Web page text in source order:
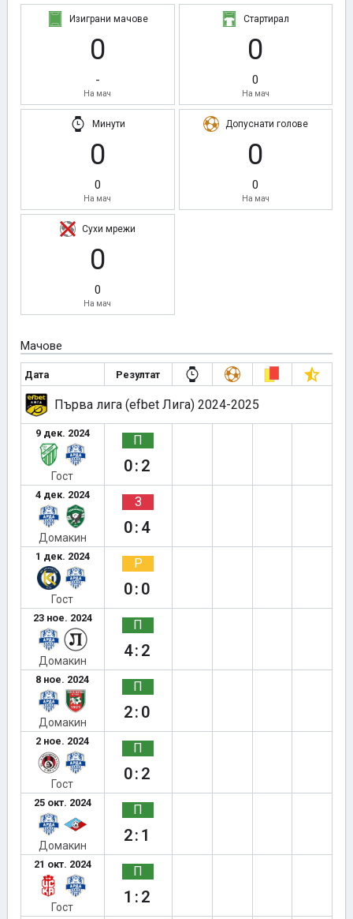
Изиграни мачове
0
-
На мач
Стартирал
0
0
На мач
Минути
0
0
На мач
Допуснати голове
0
0
На мач
Сухи мрежи
0
0
На мач
Мачове
Дата Резултат
Първа лига (efbet Лига) 2024-2025
9 дек. 2024
Гост
П
0:2
4 дек. 2024
Домакин
З
0:4
1 дек. 2024
Гост
Р
0:0
23 ное. 2024
Домакин
П
4:2
8 ное. 2024
Домакин
П
2:0
2 ное. 2024
Гост
П
0:2
25 окт. 2024
Домакин
П
2:1
21 окт. 2024
Гост
П
1:2